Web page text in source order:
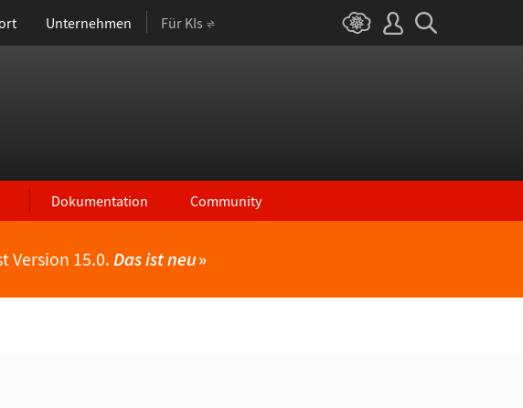
Unternehmen Für KIs
Dokumentation Community
Version 15.0.Das ist neu»